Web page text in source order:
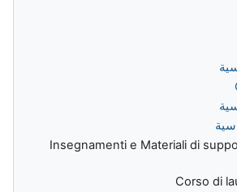
Insegnamenti e Materiali di
Corso di